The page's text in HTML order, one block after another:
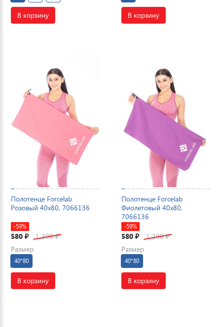
В корзину В корзину
Полотенце Forcelab
Розовый 40х80, 7066136
-59%
580 ₽ 1 390₽
Размер
40*80
В корзину
Полотенце Forcelab
Фиолетовый 40х80,
7066136
-59%
580 ₽ 1 390₽
Размер
40*80
В корзину